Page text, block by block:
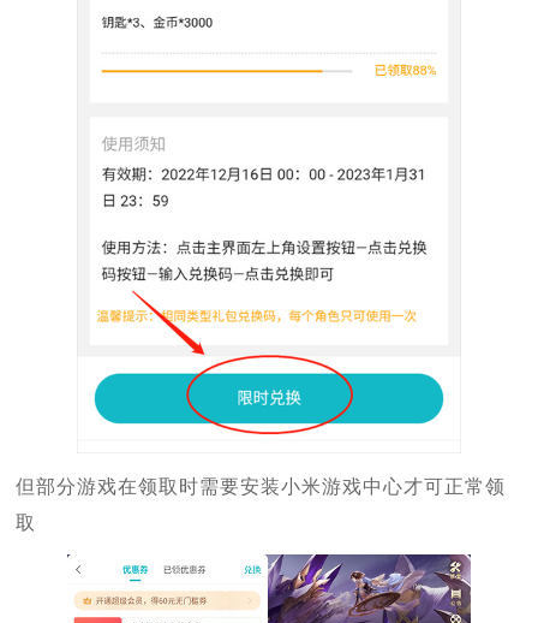
但部分游戏在领取时需要安装小米游戏中心才可正常领
取